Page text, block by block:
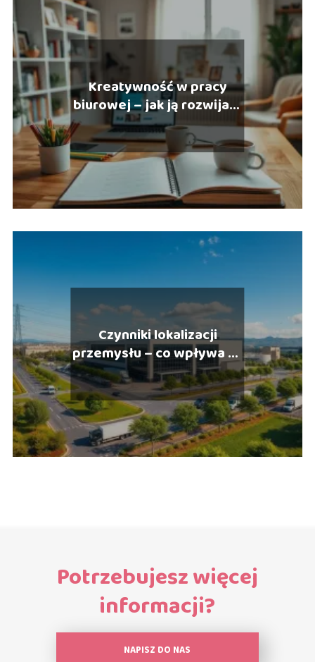
Kreatywność w pracy
biurowej – jak ją rozwijać i
wspierać?
Czynniki lokalizacji
przemysłu – co wpływa na
rozwój branży?
Potrzebujesz więcej
informacji?
NAPISZ DO NAS